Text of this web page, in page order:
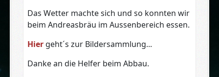
Das Wetter machte sich und so konnten wir
beim Andreasbräu im Aussenbereich essen.
Hiergeht´s zur Bildersammlung...
Danke an die Helfer beim Abbau.